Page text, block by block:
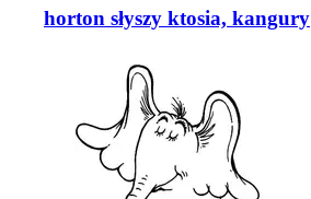
horton słyszy ktosia, kangury